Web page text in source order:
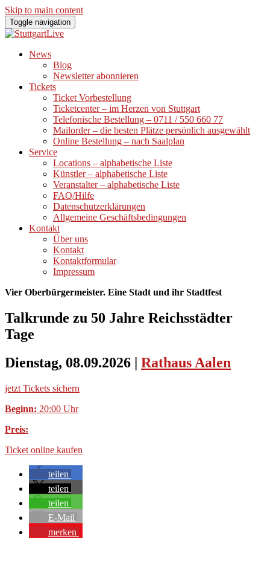
Skip to main content
Toggle navigation
News
Blog
Newsletter abonnieren
Tickets
Ticket Vorbestellung
Ticketcenter – im Herzen von Stuttgart
Telefonische Bestellung – 0711 / 550 660 77
Mailorder – die besten Plätze persönlich ausgewählt
Online Bestellung – nach Saalplan
Service
Locations – alphabetische Liste
Künstler – alphabetische Liste
Veranstalter – alphabetische Liste
FAQ/Hilfe
Datenschutzerklärungen
Allgemeine Geschäftsbedingungen
Kontakt
Über uns
Kontakt
Kontaktformular
Impressum
Vier Oberbürgermeister. Eine Stadt und ihr Stadtfest
Talkrunde zu 50 Jahre Reichsstädter
Tage
Dienstag, 08.09.2026 | Rathaus Aalen
jetzt Tickets sichern
Beginn: 20:00 Uhr
Preis:
Ticket online kaufen
teilen
teilen
teilen
E-Mail
merken